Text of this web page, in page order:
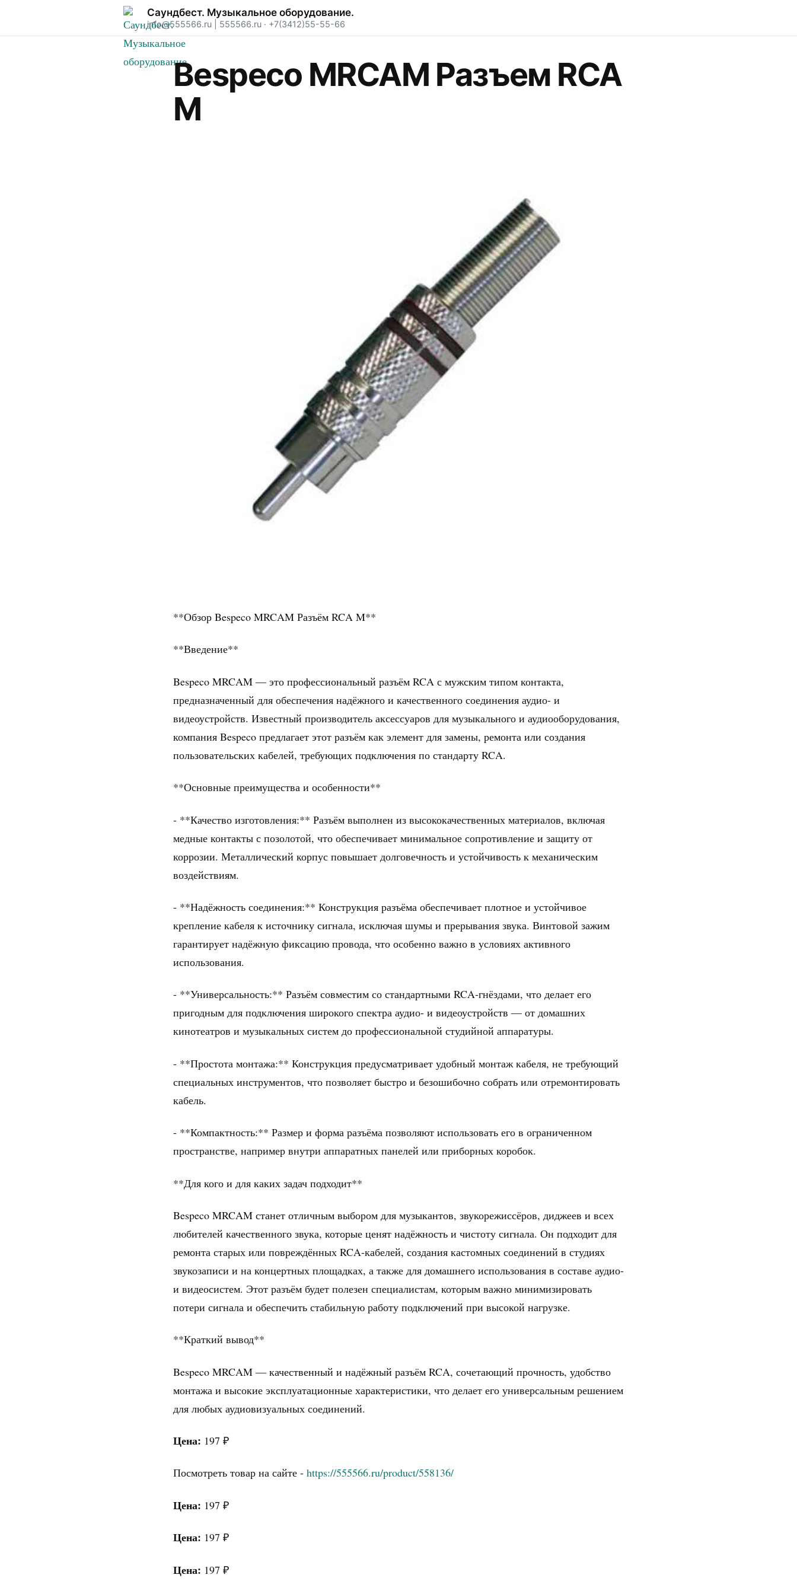
Саундбест. Музыкальное оборудование.
info@555566.ru 555566.ru · +7(3412)55-55-66
Bespeco MRCAM Разъем RCA
M
**Обзор Bespeco MRCAM Разъём RCA M**
**Введение**
Bespeco MRCAM — это профессиональный разъём RCA с мужским типом контакта,
предназначенный для обеспечения надёжного и качественного соединения аудио- и
видеоустройств. Известный производитель аксессуаров для музыкального и аудиооборудования,
компания Bespeco предлагает этот разъём как элемент для замены, ремонта или создания
пользовательских кабелей, требующих подключения по стандарту RCA.
**Основные преимущества и особенности**
- **Качество изготовления:** Разъём выполнен из высококачественных материалов, включая
медные контакты с позолотой, что обеспечивает минимальное сопротивление и защиту от
коррозии. Металлический корпус повышает долговечность и устойчивость к механическим
воздействиям.
- **Надёжность соединения:** Конструкция разъёма обеспечивает плотное и устойчивое
крепление кабеля к источнику сигнала, исключая шумы и прерывания звука. Винтовой зажим
гарантирует надёжную фиксацию провода, что особенно важно в условиях активного
использования.
- **Универсальность:** Разъём совместим со стандартными RCA-гнёздами, что делает его
пригодным для подключения широкого спектра аудио- и видеоустройств — от домашних
кинотеатров и музыкальных систем до профессиональной студийной аппаратуры.
- **Простота монтажа:** Конструкция предусматривает удобный монтаж кабеля, не требующий
специальных инструментов, что позволяет быстро и безошибочно собрать или отремонтировать
кабель.
- **Компактность:** Размер и форма разъёма позволяют использовать его в ограниченном
пространстве, например внутри аппаратных панелей или приборных коробок.
**Для кого и для каких задач подходит**
Bespeco MRCAM станет отличным выбором для музыкантов, звукорежиссёров, диджеев и всех
любителей качественного звука, которые ценят надёжность и чистоту сигнала. Он подходит для
ремонта старых или повреждённых RCA-кабелей, создания кастомных соединений в студиях
звукозаписи и на концертных площадках, а также для домашнего использования в составе аудио-
и видеосистем. Этот разъём будет полезен специалистам, которым важно минимизировать
потери сигнала и обеспечить стабильную работу подключений при высокой нагрузке.
**Краткий вывод**
Bespeco MRCAM — качественный и надёжный разъём RCA, сочетающий прочность, удобство
монтажа и высокие эксплуатационные характеристики, что делает его универсальным решением
для любых аудиовизуальных соединений.
Цена: 197 ₽
Посмотреть товар на сайте - https://555566.ru/product/558136/
Цена: 197 ₽
Цена: 197 ₽
Цена: 197 ₽